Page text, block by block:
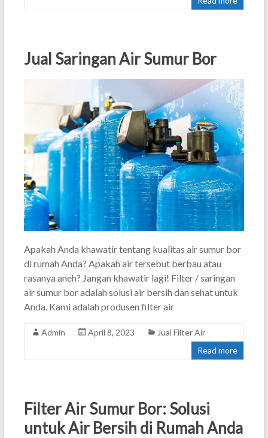
Jual Saringan Air Sumur Bor
Apakah Anda khawatir tentang kualitas air sumur bor
di rumah Anda? Apakah air tersebut berbau atau
rasanya aneh? Jangan khawatir lagi! Filter / saringan
air sumur bor adalah solusi air bersih dan sehat untuk
Anda. Kami adalah produsen filter air
Admin April 8, 2023
Jual Filter Air
Read more
Filter Air Sumur Bor: Solusi
untuk Air Bersih di Rumah Anda